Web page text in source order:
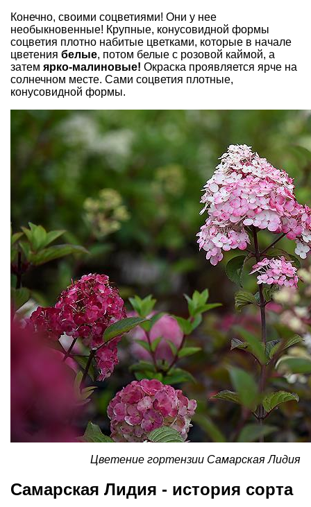
Конечно, своими соцветиями! Они у нее
необыкновенные! Крупные, конусовидной формы
соцветия плотно набитые цветками, которые в начале
цветения белые, потом белые с розовой каймой, а
затем ярко-малиновые! Окраска проявляется ярче на
солнечном месте. Сами соцветия плотные,
конусовидной формы.
Цветение гортензии Самарская Лидия
Самарская Лидия - история сорта